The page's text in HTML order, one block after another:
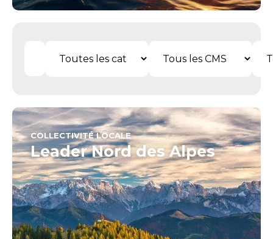
COLLECTIVITÉ LOCALE
Leader Nord des Alpes